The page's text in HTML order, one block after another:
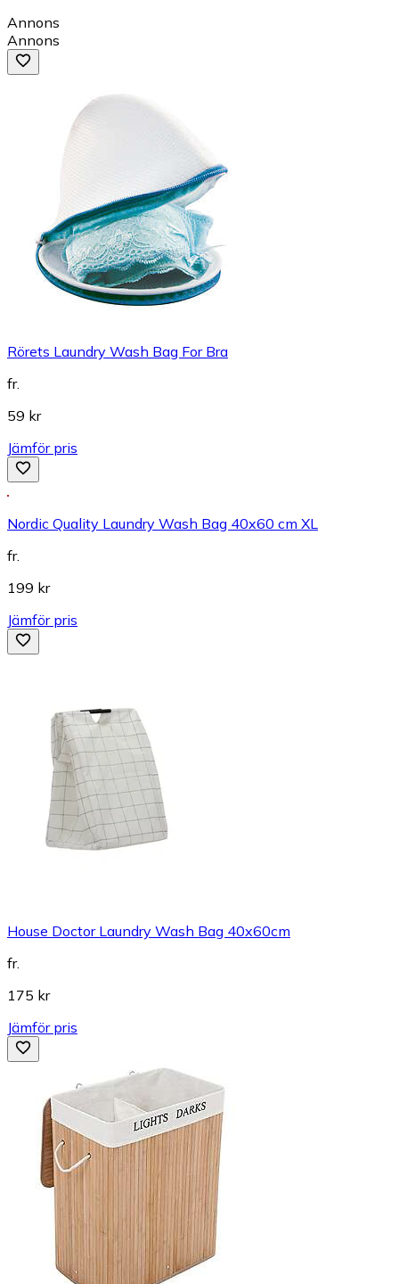
Annons
Annons
Rörets Laundry Wash Bag For Bra
fr.
59 kr
Jämför pris
Nordic Quality Laundry Wash Bag 40x60 cm XL
fr.
199 kr
Jämför pris
House Doctor Laundry Wash Bag 40x60cm
fr.
175 kr
Jämför pris